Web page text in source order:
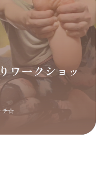
ワークショッ
チ☆